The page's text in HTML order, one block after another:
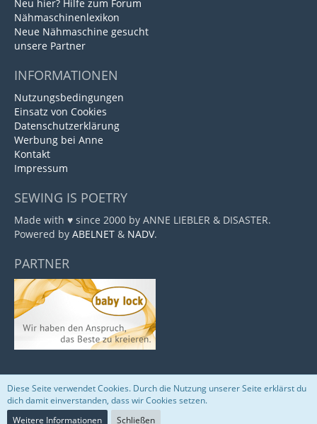
Neu hier? Hilfe zum Forum
Nähmaschinenlexikon
Neue Nähmaschine gesucht
unsere Partner
INFORMATIONEN
Nutzungsbedingungen
Einsatz von Cookies
Datenschutzerklärung
Werbung bei Anne
Kontakt
Impressum
SEWING IS POETRY
Made with ♥ since 2000 by ANNE LIEBLER & DISASTER.
Powered by ABELNET & NADV.
PARTNER
Community-Software:WoltLab Suite™
Diese Seite verwendet Cookies. Durch die Nutzung unserer Seite erklärst du
dich damit einverstanden, dass wir Cookies setzen.
Weitere Informationen
Schließen